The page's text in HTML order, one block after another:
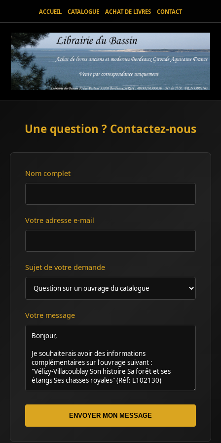
ACCUEIL CATALOGUE ACHAT DE LIVRES CONTACT
Une question ? Contactez-nous
Nom complet
Votre adresse e-mail
Sujet de votre demande
Votre message
ENVOYER MON MESSAGE